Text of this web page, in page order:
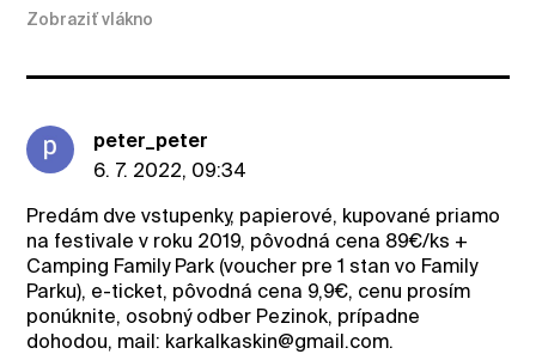
Zobraziť vlákno
peter_peter
6. 7. 2022, 09:34
Predám dve vstupenky, papierové, kupované priamo
na festivale v roku 2019, pôvodná cena 89€/ks +
Camping Family Park (voucher pre 1 stan vo Family
Parku), e-ticket, pôvodná cena 9,9€, cenu prosím
ponúknite, osobný odber Pezinok, prípadne
dohodou, mail: karkalkaskin@gmail.com.